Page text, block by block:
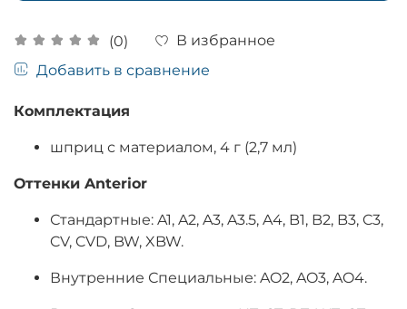
(0)
В избранное
Добавить в сравнение
Комплектация
шприц с материалом, 4 г (2,7 мл)
Оттенки Anterior
Стандартные: A1, A2, A3, A3.5, A4, B1, B2, B3, C3,
CV, CVD, BW, XBW.
Внутренние Специальные: AO2, AO3, AO4.